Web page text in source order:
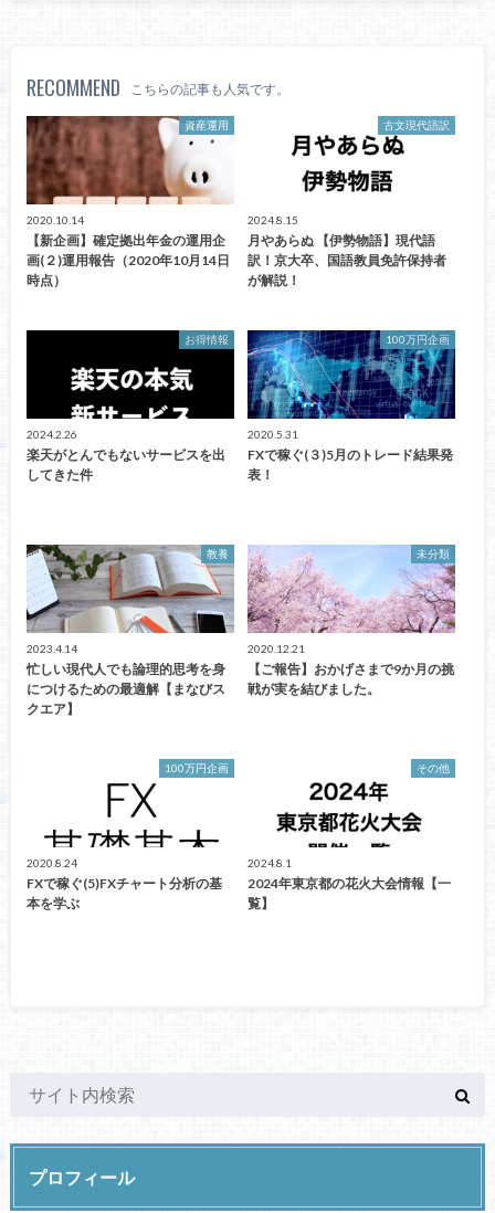
RECOMMEND こちらの記事も人気です。
資産運用
2020.10.14
【新企画】確定拠出年金の運用企
画(２)運用報告（2020年10月14日
時点）
古文現代語訳
2024.8.15
月やあらぬ 【伊勢物語】現代語
訳！京大卒、国語教員免許保持者
が解説！
お得情報
2024.2.26
楽天がとんでもないサービスを出
してきた件
100万円企画
2020.5.31
FXで稼ぐ(３)5月のトレード結果発
表！
教養
2023.4.14
忙しい現代人でも論理的思考を身
につけるための最適解【まなびス
クエア】
未分類
2020.12.21
【ご報告】おかげさまで9か月の挑
戦が実を結びました。
100万円企画
2020.8.24
FXで稼ぐ(5)FXチャート分析の基
本を学ぶ
その他
2024.8.1
2024年東京都の花火大会情報【一
覧】
プロフィール